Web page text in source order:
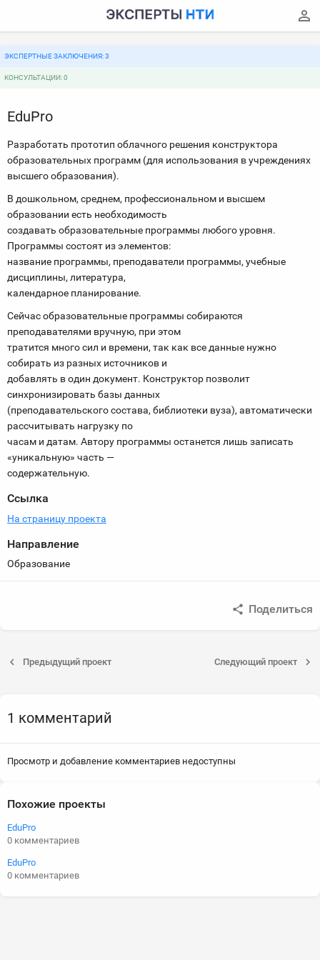
ЭКСПЕРТНЫЕ ЗАКЛЮЧЕНИЯ: 3
КОНСУЛЬТАЦИИ: 0
EduPro
Разработать прототип облачного решения конструктора
образовательных программ (для использования в учреждениях
высшего образования).
В дошкольном, среднем, профессиональном и высшем
образовании есть необходимость
создавать образовательные программы любого уровня.
Программы состоят из элементов:
название программы, преподаватели программы, учебные
дисциплины, литература,
календарное планирование.
Сейчас образовательные программы собираются
преподавателями вручную, при этом
тратится много сил и времени, так как все данные нужно
собирать из разных источников и
добавлять в один документ. Конструктор позволит
синхронизировать базы данных
(преподавательского состава, библиотеки вуза), автоматически
рассчитывать нагрузку по
часам и датам. Автору программы останется лишь записать
«уникальную» часть —
содержательную.
Ссылка
На страницу проекта
Направление
Образование
Поделиться
Предыдущий проект Следующий проект
1 комментарий
Просмотр и добавление комментариев недоступны
Похожие проекты
EduPro
0 комментариев
EduPro
0 комментариев